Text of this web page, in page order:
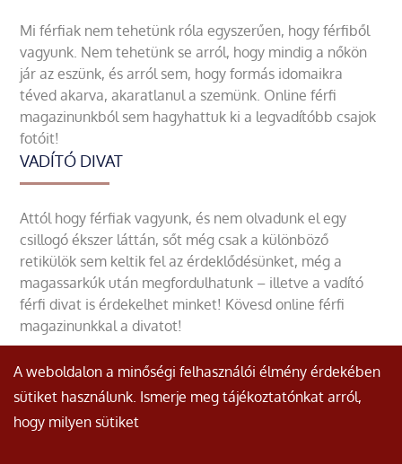
Mi férfiak nem tehetünk róla egyszerűen, hogy férfiből
vagyunk. Nem tehetünk se arról, hogy mindig a nőkön
jár az eszünk, és arról sem, hogy formás idomaikra
téved akarva, akaratlanul a szemünk. Online férfi
magazinunkból sem hagyhattuk ki a legvadítóbb csajok
fotóit!
VADÍTÓ DIVAT
Attól hogy férfiak vagyunk, és nem olvadunk el egy
csillogó ékszer láttán, sőt még csak a különböző
retikülök sem keltik fel az érdeklődésünket, még a
magassarkúk után megfordulhatunk – illetve a vadító
férfi divat is érdekelhet minket! Kövesd online férfi
magazinunkkal a divatot!
© Minden jog fenntartva.
A weboldalon a minőségi felhasználói élmény érdekében
sütiket használunk. Ismerje meg tájékoztatónkat arról,
hogy milyen sütiket